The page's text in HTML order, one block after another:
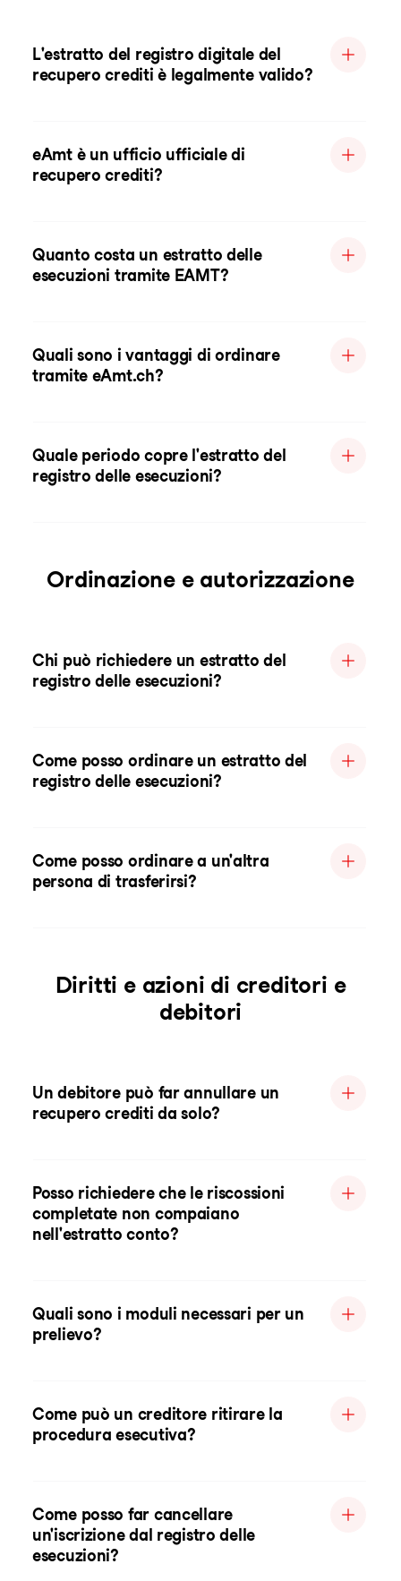
L'estratto del registro digitale del
recupero crediti è legalmente valido?
eAmt è un ufficio ufficiale di
recupero crediti?
Quanto costa un estratto delle
esecuzioni tramite EAMT?
Quali sono i vantaggi di ordinare
tramite eAmt.ch?
Quale periodo copre l'estratto del
registro delle esecuzioni?
Ordinazione e autorizzazione
Chi può richiedere un estratto del
registro delle esecuzioni?
Come posso ordinare un estratto del
registro delle esecuzioni?
Come posso ordinare a un'altra
persona di trasferirsi?
Diritti e azioni di creditori e
debitori
Un debitore può far annullare un
recupero crediti da solo?
Posso richiedere che le riscossioni
completate non compaiano
nell'estratto conto?
Quali sono i moduli necessari per un
prelievo?
Come può un creditore ritirare la
procedura esecutiva?
Come posso far cancellare
un'iscrizione dal registro delle
esecuzioni?